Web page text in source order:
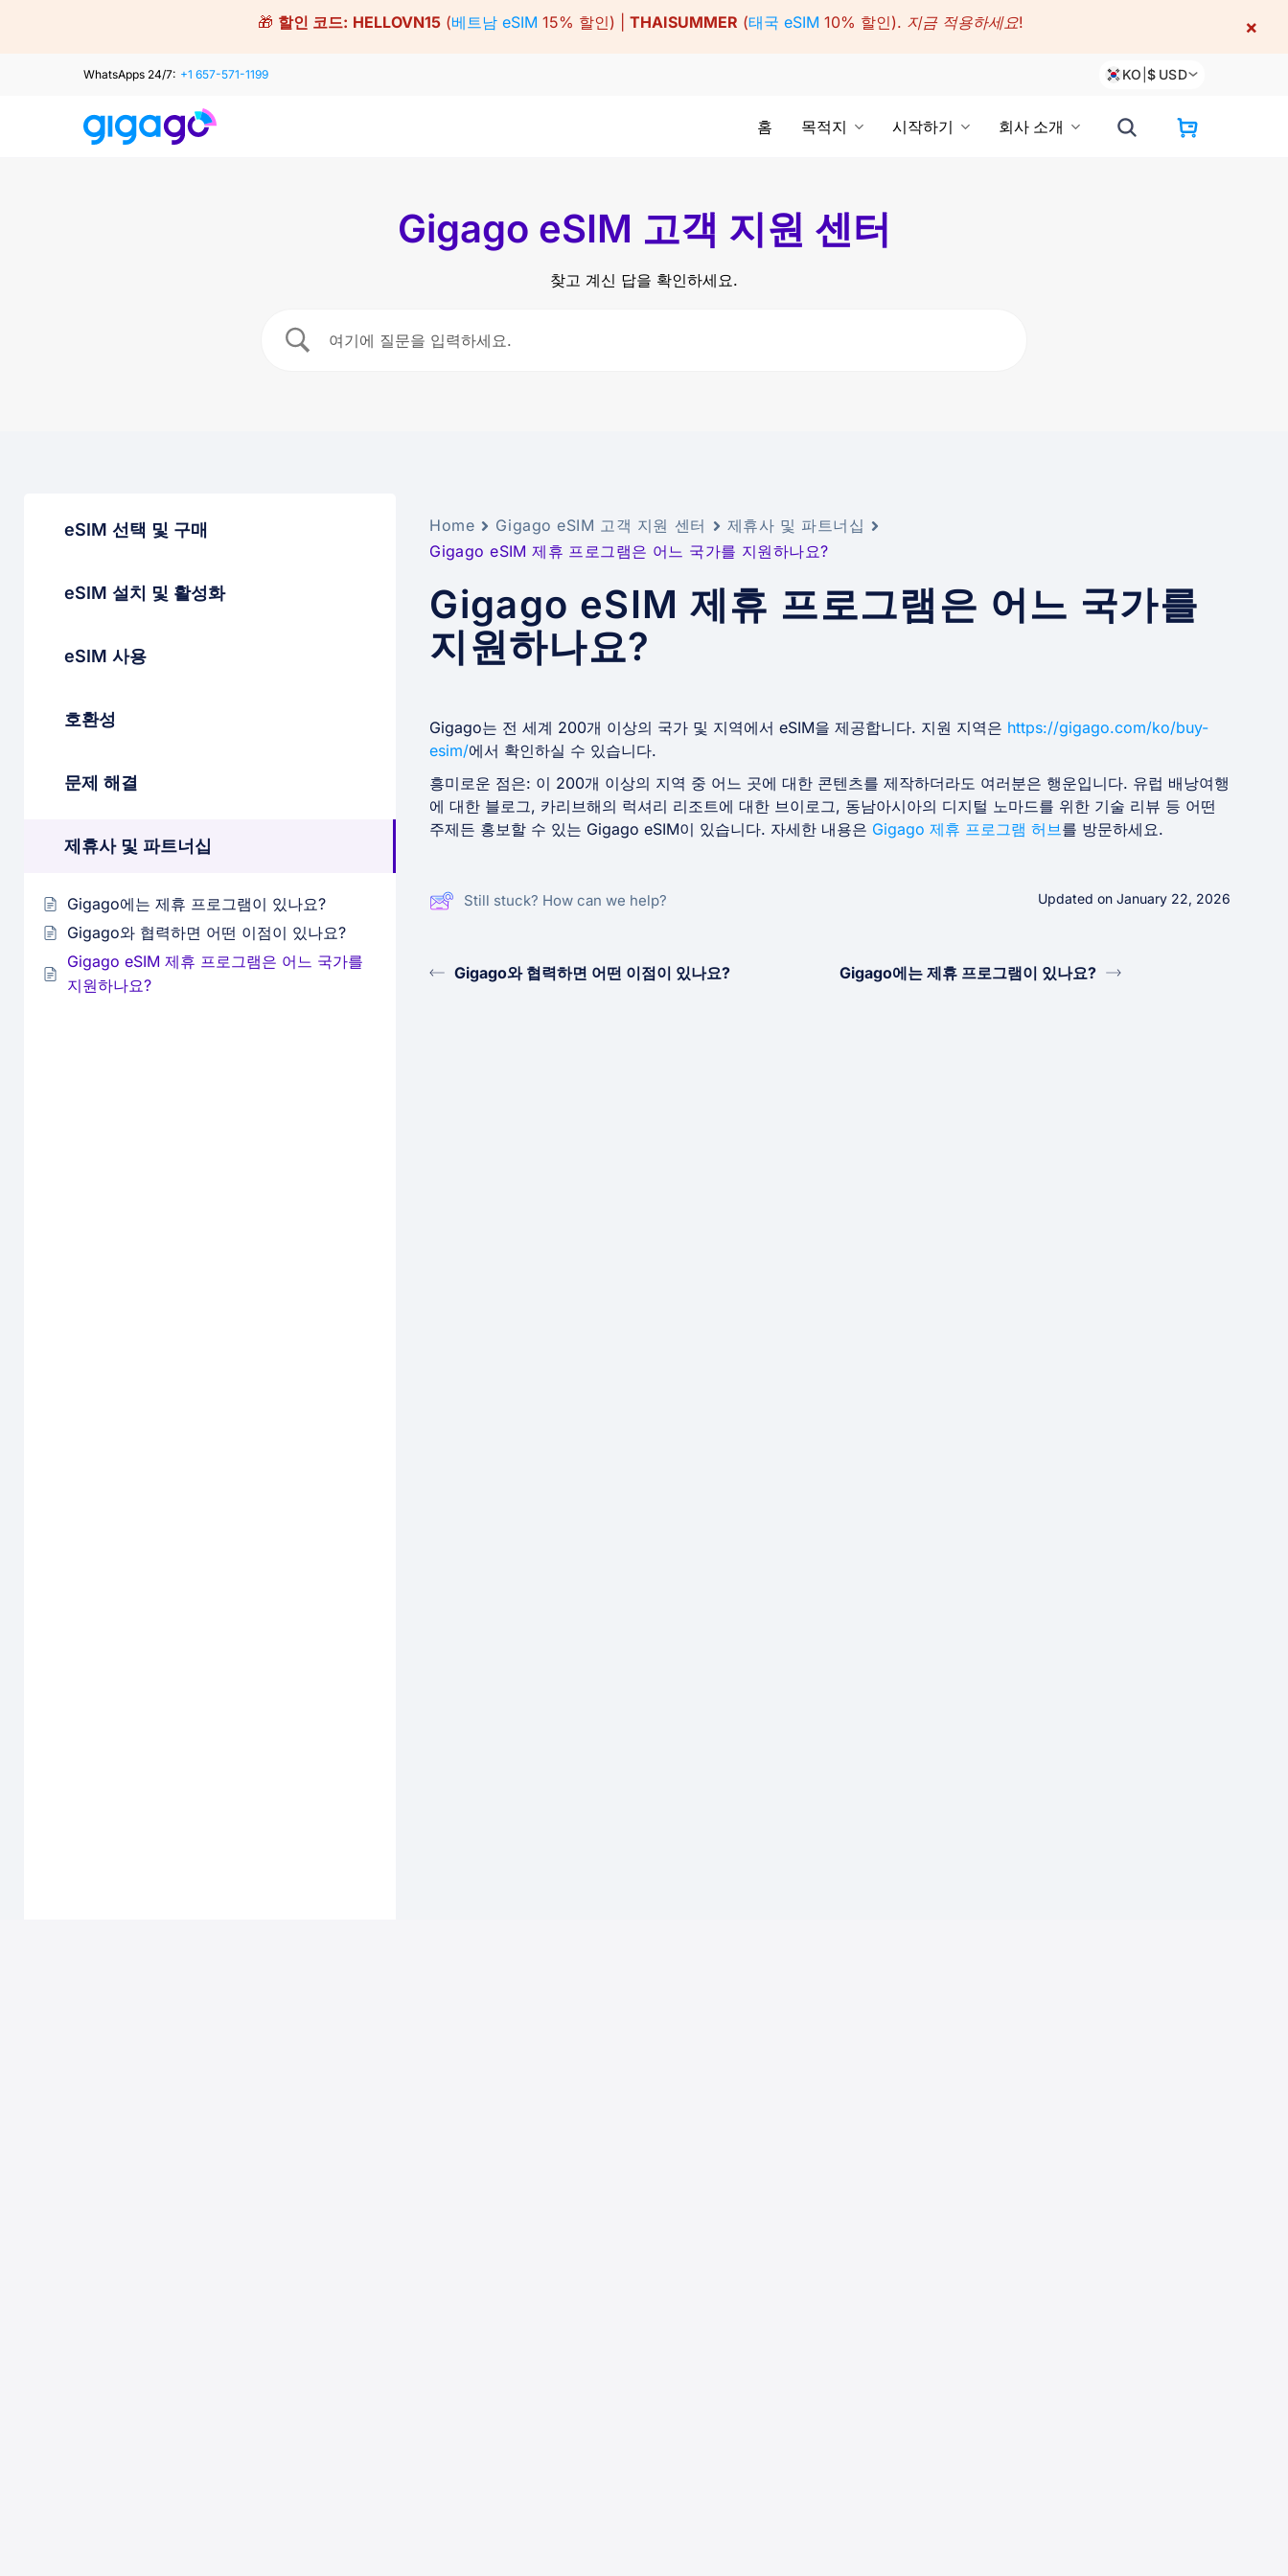
🎁 할인 코드: HELLOVN15(베트남 eSIM 15% 할인) | THAISUMMER (태국 eSIM 10% 할인). 지금 적용하세요! ×
WhatsApps 24/7: +1 657-571-1199 KO |$ USD
홈 목적지 시작하기 회사 소개
Gigago eSIM 고객 지원 센터
찾고 계신 답을 확인하세요.
eSIM 선택 및 구매
eSIM 설치 및 활성화
eSIM 사용
호환성
문제 해결
제휴사 및 파트너십
Gigago에는 제휴 프로그램이 있나요?
Gigago와 협력하면 어떤 이점이 있나요?
Gigago eSIM 제휴 프로그램은 어느 국가를
지원하나요?
Home Gigago eSIM 고객 지원 센터
제휴사 및 파트너십
Gigago eSIM 제휴 프로그램은 어느 국가를 지원하나요?
Gigago eSIM 제휴 프로그램은 어느 국가를
지원하나요?
Gigago는 전 세계 200개 이상의 국가 및 지역에서 eSIM을 제공합니다. 지원 지역은 https://gigago.com/ko/buy-
esim/에서 확인하실 수 있습니다.
흥미로운 점은: 이 200개 이상의 지역 중 어느 곳에 대한 콘텐츠를 제작하더라도 여러분은 행운입니다. 유럽 배낭여행
에 대한 블로그, 카리브해의 럭셔리 리조트에 대한 브이로그, 동남아시아의 디지털 노마드를 위한 기술 리뷰 등 어떤
주제든 홍보할 수 있는 Gigago eSIM이 있습니다. 자세한 내용은 Gigago 제휴 프로그램 허브 를 방문하세요.
Still stuck? How can we help? Updated on January 22, 2026
Gigago와 협력하면 어떤 이점이 있나요? Gigago에는 제휴 프로그램이 있나요?